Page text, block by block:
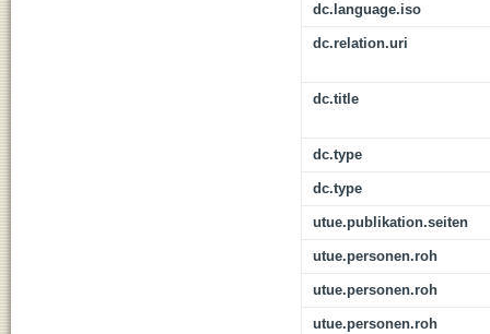
dc.language.iso
dc.relation.uri
dc.title
dc.type
dc.type
utue.publikation.seiten
utue.personen.roh
utue.personen.roh
utue.personen.roh